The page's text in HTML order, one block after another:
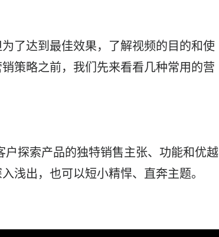
了达到最佳效果，了解视频的目的和使
策略之前，我们先来看看几种常用的营
探索产品的独特销售主张、功能和优越
浅出，也可以短小精悍、直奔主题。